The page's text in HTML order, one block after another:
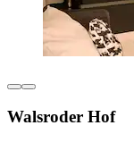
Walsroder Hof